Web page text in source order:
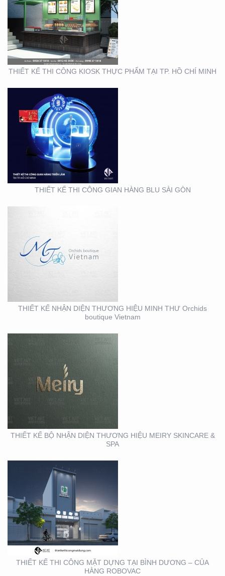
THIẾT KẾ THI CÔNG KIOSK THỰC PHẨM TẠI TP. HỒ CHÍ MINH
THIẾT KẾ THI CÔNG
GIAN HÀNG BLU SÀI
GÒN
THIẾT KẾ THI CÔNG GIAN HÀNG BLU SÀI GÒN
THIẾT KẾ NHẬN DIỆN
THƯƠNG HIỆU MINH
THƯ ORCHIDS
BOUTIQUE VIETNAM
THIẾT KẾ NHẬN DIỆN THƯƠNG HIỆU MINH THƯ Orchids
boutique Vietnam
THIẾT KẾ BỘ NHẬN
DIỆN THƯƠNG HIỆU
THIẾT KẾ BỘ NHẬN DIỆN THƯƠNG HIỆU MEIRY SKINCARE &
SPA
THIẾT KẾ THI CÔNG
MẶT DỰNG TẠI BÌNH
DƯƠNG – CỦA HÀNG
THIẾT KẾ THI CÔNG MẶT DỰNG TẠI BÌNH DƯƠNG – CỦA
HÀNG ROBOVAC
THIẾT KẾ THI CÔNG
BẢNG HIỆU QUẬN 1